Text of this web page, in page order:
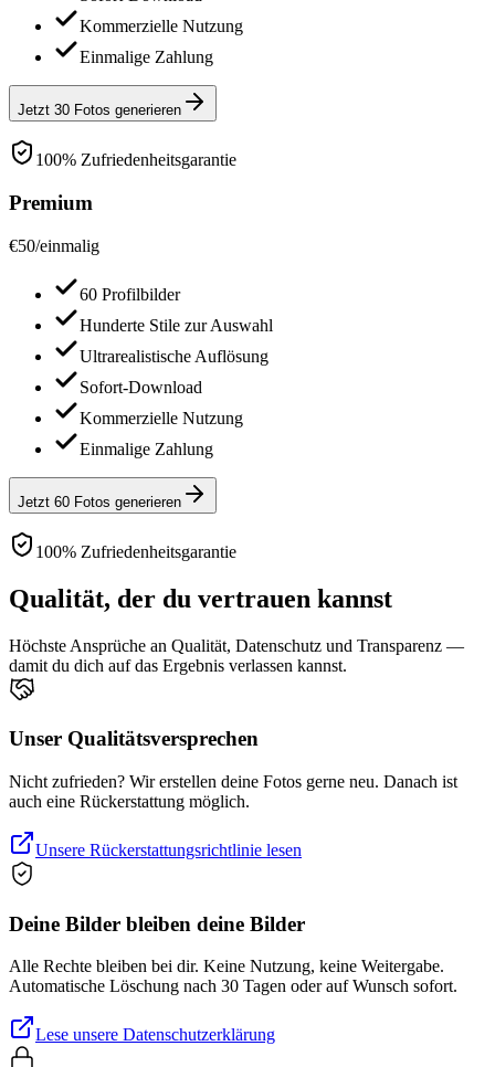
Kommerzielle Nutzung
Einmalige Zahlung
Jetzt 30 Fotos generieren
100% Zufriedenheitsgarantie
Premium
€50/einmalig
60 Profilbilder
Hunderte Stile zur Auswahl
Ultrarealistische Auflösung
Sofort-Download
Kommerzielle Nutzung
Einmalige Zahlung
Jetzt 60 Fotos generieren
100% Zufriedenheitsgarantie
Qualität, der du vertrauen kannst
Höchste Ansprüche an Qualität, Datenschutz und Transparenz —
damit du dich auf das Ergebnis verlassen kannst.
Unser Qualitätsversprechen
Nicht zufrieden? Wir erstellen deine Fotos gerne neu. Danach ist
auch eine Rückerstattung möglich.
Unsere Rückerstattungsrichtlinie lesen
Deine Bilder bleiben deine Bilder
Alle Rechte bleiben bei dir. Keine Nutzung, keine Weitergabe.
Automatische Löschung nach 30 Tagen oder auf Wunsch sofort.
Lese unsere Datenschutzerklärung